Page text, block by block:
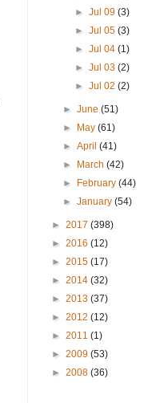
► Jul 09 (3)
► Jul 05 (3)
► Jul 04 (1)
► Jul 03 (2)
► Jul 02 (2)
►June(51)
► May(61)
►April(41)
► March(42)
► February(44)
►January(54)
► 2017 (398)
► 2016 (12)
► 2015 (17)
► 2014 (32)
► 2013 (37)
► 2012 (12)
► 2011 (1)
► 2009 (53)
► 2008 (36)